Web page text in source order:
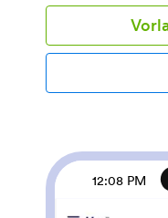
Händlers und der
übersichtliche
Online-Konto
aus aufgerufen und
Möchten Sie diese
Farben zu ändern,
erstellen und vieles
12:08 PM